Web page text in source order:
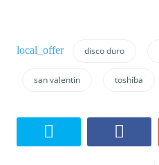
disco duro
san valentin toshiba